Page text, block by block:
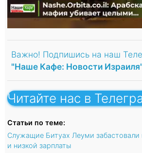
Важно! Подпишись на наш
"Наше Кафе: Новости
Читайте нас в
Статьи по теме:
Служащие Битуах Леуми забастовали
и низкой зарплаты